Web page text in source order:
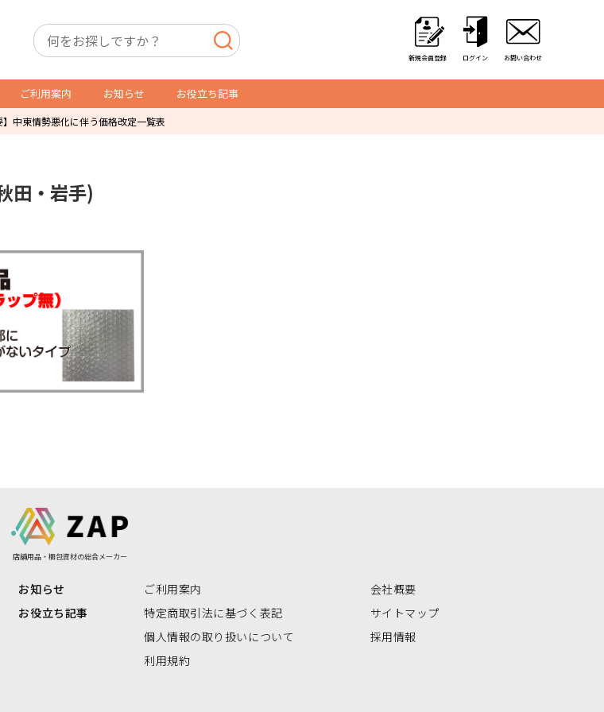
新規会員登録 ログイン お問い合わせ
スリーブ・サイドローダー
その他店舗運営用資材
ご利用案内 お知らせ お役立ち記事
】中東情勢悪化に伴う価格改定一覧表
田・岩手)
店舗用品・梱包資材の総合メーカー
お知らせ
お役立ち記事
ご利用案内
特定商取引法に基づく表記
個人情報の取り扱いについて
利用規約
会社概要
サイトマップ
採用情報